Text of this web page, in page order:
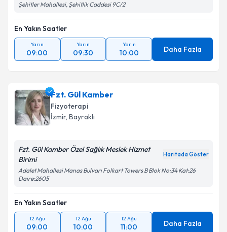
Şehitler Mahallesi, Şehitlik Caddesi 9C/2
En Yakın Saatler
Yarın
09:00
Yarın
09:30
Yarın
10:00 Daha Fazla
Fzt. Gül Kamber
Fizyoterapi
İzmir, Bayraklı
Fzt. Gül Kamber Özel Sağlık Meslek Hizmet
Birimi
Haritada Göster
Adalet Mahallesi Manas Bulvarı Folkart Towers B Blok No:34 Kat:26
Daire:2605
En Yakın Saatler
12 Ağu
09:00
12 Ağu
10:00
12 Ağu
11:00 Daha Fazla